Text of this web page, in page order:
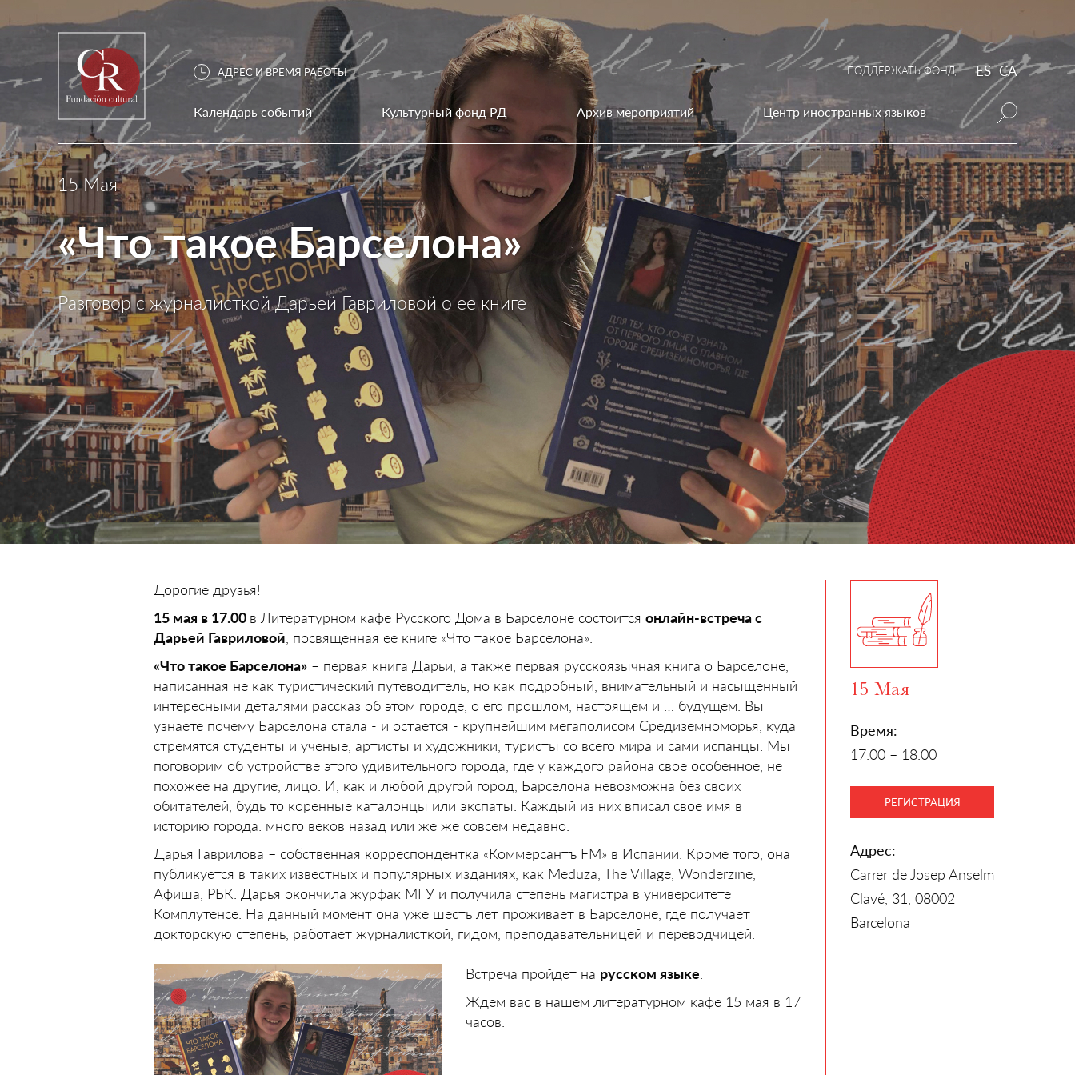
АДРЕС И ВРЕМЯ РАБОТЫ ПОДДЕРЖАТЬ ФОНД ES CA
Календарь событий Культурный фонд РД Архив мероприятий Центр иностранных языков
15 Мая
«Что такое Барселона»
Разговор с журналисткой Дарьей Гавриловой о ее книге
Дорогие друзья!
15 мая в 17.00 в Литературном кафе Русского Дома в Барселоне состоится онлайн-встреча с
Дарьей Гавриловой , посвященная ее книге «Что такое Барселона».
«Что такое Барселона» – первая книга Дарьи, а также первая русскоязычная книга о Барселоне,
написанная не как туристический путеводитель, но как подробный, внимательный и насыщенный
интересными деталями рассказ об этом городе, о его прошлом, настоящем и … будущем. Вы
узнаете почему Барселона стала - и остается - крупнейшим мегаполисом Средиземноморья, куда
стремятся студенты и учёные, артисты и художники, туристы со всего мира и сами испанцы. Мы
поговорим об устройстве этого удивительного города, где у каждого района свое особенное, не
похожее на другие, лицо. И, как и любой другой город, Барселона невозможна без своих
обитателей, будь то коренные каталонцы или экспаты. Каждый из них вписал свое имя в
историю города: много веков назад или же же совсем недавно.
Дарья Гаврилова – собственная корреспондентка «Коммерсантъ FM» в Испании. Кроме того, она
публикуется в таких известных и популярных изданиях, как Meduza, The Village, Wonderzine,
Афиша, РБК. Дарья окончила журфак МГУ и получила степень магистра в университете
Комплутенсе. На данный момент она уже шесть лет проживает в Барселоне, где получает
докторскую степень, работает журналисткой, гидом, преподавательницей и переводчицей.
Встреча пройдёт на русском языке
Ждем вас в нашем литературном кафе 15 мая в 17
часов.
15 Мая
Время:
17.00 – 18.00
РЕГИСТРАЦИЯ
Адрес:
Carrer de Josep Anselm
Clavé, 31, 08002
Barcelona